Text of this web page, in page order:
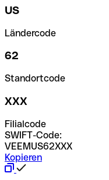
US
Ländercode
62
Standortcode
XXX
Filialcode
SWIFT-Code:
VEEMUS62XXX
Kopieren